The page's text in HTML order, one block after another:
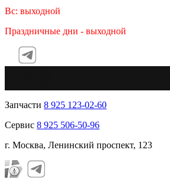
Вс: выходной
Праздничные дни - выходной
Запчасти 8 925 123-02-60
Сервис 8 925 506-50-96
г. Москва, Ленинский проспект, 123